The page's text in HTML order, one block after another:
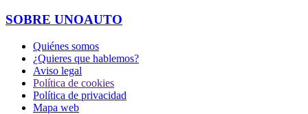
SOBRE UNOAUTO
Quiénes somos
¿Quieres que hablemos?
Aviso legal
Política de cookies
Política de privacidad
Mapa web